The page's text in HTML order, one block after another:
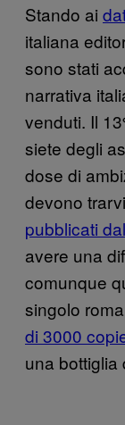
Stando ai
italiana
sono stati
narrativa
venduti. Il
siete degli
dose di
devono
pubblicati
avere una
comunque
singolo
di 3000
una bottiglia